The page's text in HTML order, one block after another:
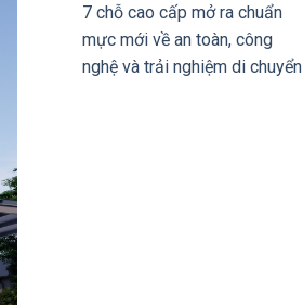
7 chỗ cao cấp mở ra chuẩn
mực mới về an toàn, công
nghệ và trải nghiệm di chuyển